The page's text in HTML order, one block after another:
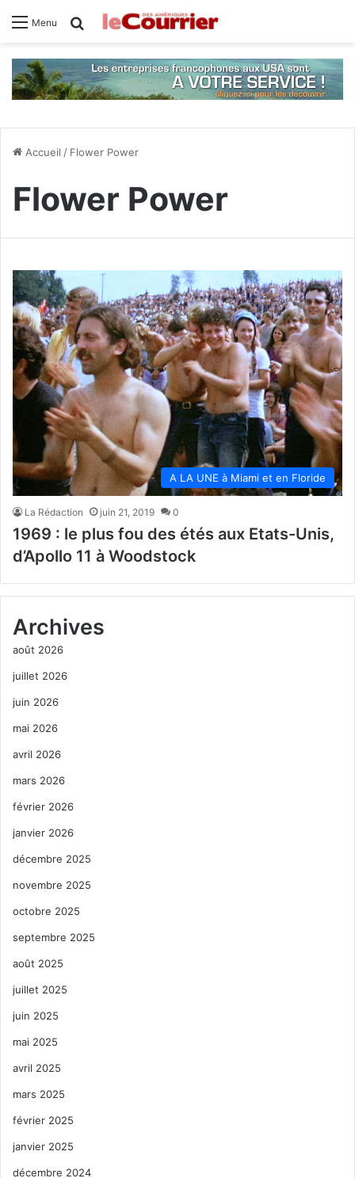
Menu Rechercher
Accueil / Flower Power
Flower Power
A LA UNE à Miami et en Floride
La Rédaction juin 21, 2019 0
1969 : le plus fou des étés aux Etats-Unis,
d’Apollo 11 à Woodstock
Archives
août 2026
juillet 2026
juin 2026
mai 2026
avril 2026
mars 2026
février 2026
janvier 2026
décembre 2025
novembre 2025
octobre 2025
septembre 2025
août 2025
juillet 2025
juin 2025
mai 2025
avril 2025
mars 2025
février 2025
janvier 2025
décembre 2024